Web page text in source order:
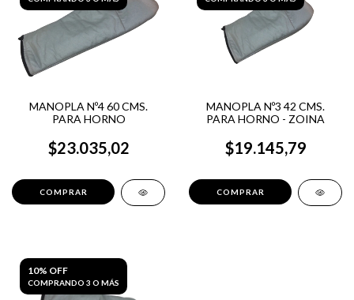
MANOPLA Nº4 60 CMS.
PARA HORNO
$23.035,02
MANOPLA Nº3 42 CMS.
PARA HORNO - ZOINA
$19.145,79
10% OFF
COMPRANDO 3 O MÁS